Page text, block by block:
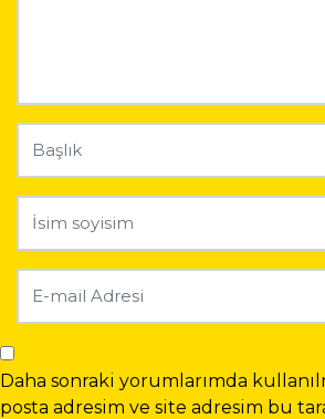
Daha sonraki yorumlarımda
posta adresim ve site adresim bu